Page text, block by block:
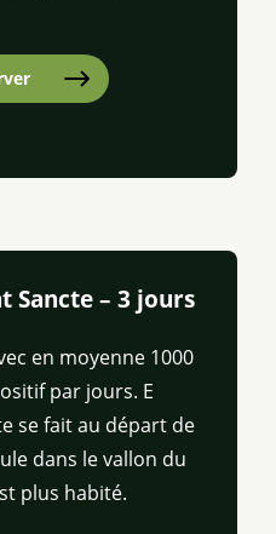
Sancte – 3 jours
en moyenne 1000
par jours. E
se fait au départ de
dans le vallon du
plus habité.